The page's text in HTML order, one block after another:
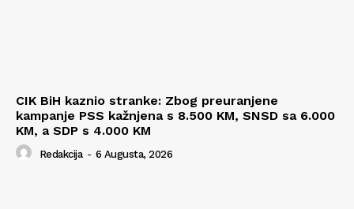
CIK BiH kaznio stranke: Zbog preuranjene
kampanje PSS kažnjena s 8.500 KM, SNSD sa 6.000
KM, a SDP s 4.000 KM
Redakcija - 6 Augusta, 2026